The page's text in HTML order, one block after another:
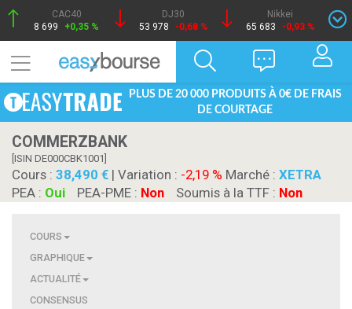
CAC40
8 699
+0,35 %
DJ30
53 978
-0,68 %
Nikkei
65 683
-0,93 %
PLUS DE 20 000 PRODUITS À 0€ DE FRAIS
DE COURTAGE
COMMERZBANK
[ISIN DE000CBK1001]
Cours : 38,490 | Variation : -2,19 % Marché : XETRA
PEA : Oui PEA-PME : Non Soumis à la TTF : Non
COURS
GRAPHIQUE
ACTUALITÉ
CONSENSUS